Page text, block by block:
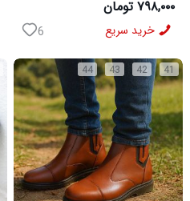
۷۹۸,۰۰۰ تومان
خرید سریع 6
41
42
43
44